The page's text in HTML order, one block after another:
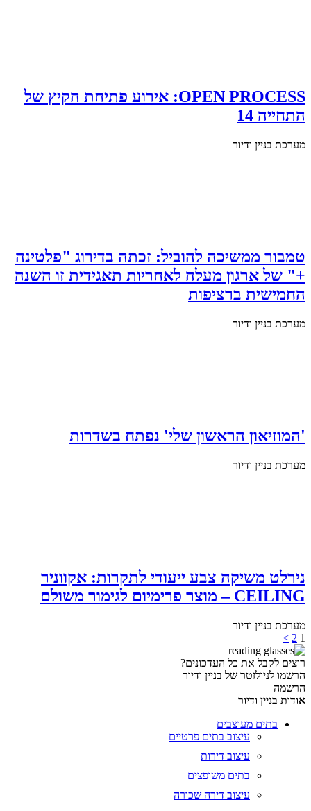
OPEN PROCESS: אירוע פתיחת הקיץ של
התחייה 14
מערכת בניין ודיור
טמבור ממשיכה להוביל: זכתה בדירוג "פלטינה
+" של ארגון מעלה לאחריות תאגידית זו השנה
החמישית ברציפות
מערכת בניין ודיור
'המוזיאון הראשון שלי' נפתח בשדרות
מערכת בניין ודיור
נירלט משיקה צבע ייעודי לתקרות: אקווניר
CEILING – מוצר פרימיום לגימור משולם
מערכת בניין ודיור
1
2
>
רוצים לקבל את כל העדכונים?
הרשמו לניולזטר של בניין ודיור
הרשמה
אודות בניין ודיור
בתים מעוצבים
עיצוב בתים פרטיים
עיצוב דירות
בתים משופצים
עיצוב דירה שכורה